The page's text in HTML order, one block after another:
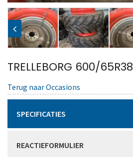
TRELLEBORG 600/65R38
Terug naar Occasions
SPECIFICATIES
REACTIEFORMULIER